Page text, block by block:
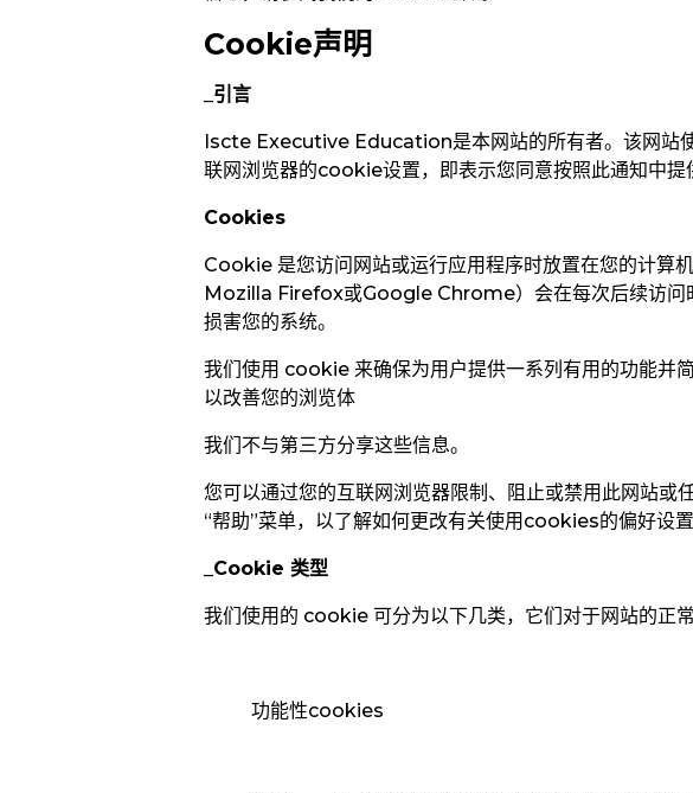
Cookie声明
引言
Iscte Executive Education是本网站的所有者。该网站
联网浏览器的cookie设置，即表示您同意按照此通知中提
Cookies
Cookie 是您访问网站或运行应用程序时放置在您的计算
Mozilla Firefox或Google Chrome）会在每次后续访问
损害您的系统。
我们使用 cookie 来确保为用户提供一系列有用的功能并
以改善您的浏览体
我们不与第三方分享这些信息。
您可以通过您的互联网浏览器限制、阻止或禁用此网站
“帮助”菜单，以了解如何更改有关使用 cookies的偏好设
Cookie 类型
我们使用的 cookie 可分为以下几类，它们对于网站的正
功能性cookies